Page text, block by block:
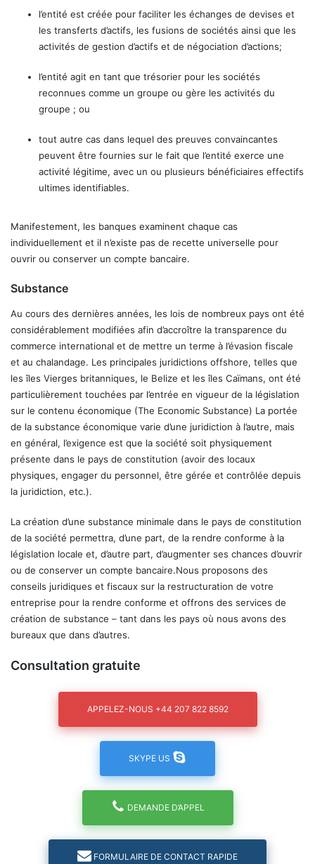
l’entité est créée pour faciliter les échanges de devises et
les transferts d’actifs, les fusions de sociétés ainsi que les
activités de gestion d’actifs et de négociation d’actions;
l’entité agit en tant que trésorier pour les sociétés
reconnues comme un groupe ou gère les activités du
groupe ; ou
tout autre cas dans lequel des preuves convaincantes
peuvent être fournies sur le fait que l’entité exerce une
activité légitime, avec un ou plusieurs bénéficiaires effectifs
ultimes identifiables.
Manifestement, les banques examinent chaque cas
individuellement et il n’existe pas de recette universelle pour
ouvrir ou conserver un compte bancaire.
Substance
Au cours des dernières années, les lois de nombreux pays ont été
considérablement modifiées afin d’accroître la transparence du
commerce international et de mettre un terme à l’évasion fiscale
et au chalandage. Les principales juridictions offshore, telles que
les îles Vierges britanniques, le Belize et les îles Caïmans, ont été
particulièrement touchées par l’entrée en vigueur de la législation
sur le contenu économique (The Economic Substance) La portée
de la substance économique varie d’une juridiction à l’autre, mais
en général, l’exigence est que la société soit physiquement
présente dans le pays de constitution (avoir des locaux
physiques, engager du personnel, être gérée et contrôlée depuis
la juridiction, etc.).
La création d’une substance minimale dans le pays de constitution
de la société permettra, d’une part, de la rendre conforme à la
législation locale et, d’autre part, d’augmenter ses chances d’ouvrir
ou de conserver un compte bancaire.Nous proposons des
conseils juridiques et fiscaux sur la restructuration de votre
entreprise pour la rendre conforme et offrons des services de
création de substance – tant dans les pays où nous avons des
bureaux que dans d’autres.
Consultation gratuite
APPELEZ-NOUS +44 207 822 8592
SKYPE US
DEMANDE D’APPEL
FORMULAIRE DE CONTACT RAPIDE